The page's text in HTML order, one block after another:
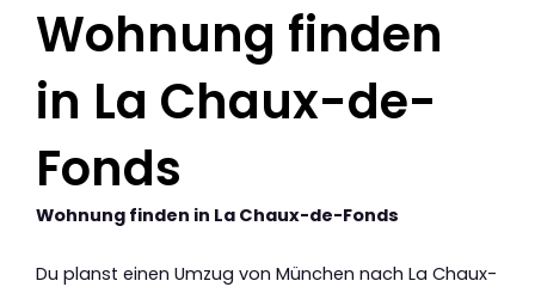
Wohnung finden
in La Chaux-de-
Fonds
Wohnung finden in La Chaux-de-Fonds
Du planst einen Umzug von München nach La Chaux-